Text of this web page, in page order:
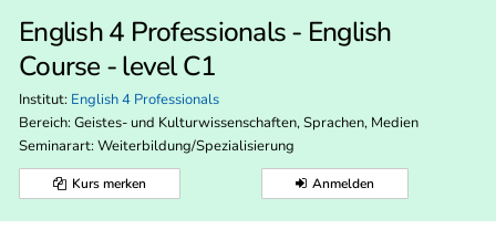
English 4 Professionals - English
Course - level C1
Institut: English 4 Professionals
Bereich: Geistes- und Kulturwissenschaften, Sprachen, Medien
Seminarart: Weiterbildung/Spezialisierung
Kurs merken Anmelden